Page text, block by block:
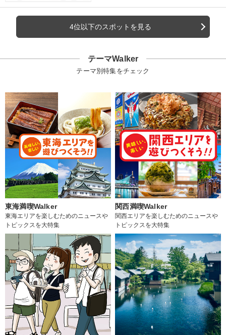
4位以下のスポットを見る
テーマWalker
テーマ別特集をチェック
東海満喫Walker
東海エリアを楽しむためのニュースや
トピックスを大特集
関西満喫Walker
関西エリアを楽しむためのニュースや
トピックスを大特集